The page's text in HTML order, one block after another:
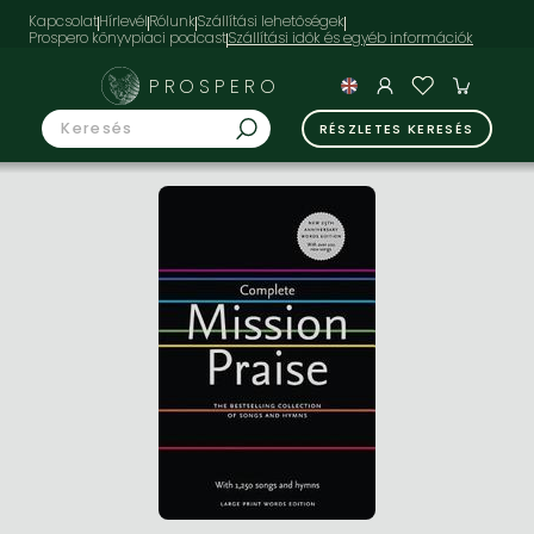
KapcsolatHírlevélRólunkSzállítási lehetőségek
Prospero könyvpiaci podcast
PROSPERO
RÉSZLETES KERESÉS